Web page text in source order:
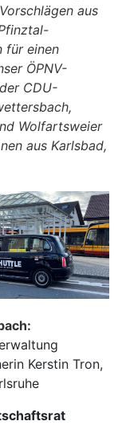
aus
für einen
ÖPNV-
CDU-
Wolfartsweier
aus Karlsbad,
Kerstin Tron,